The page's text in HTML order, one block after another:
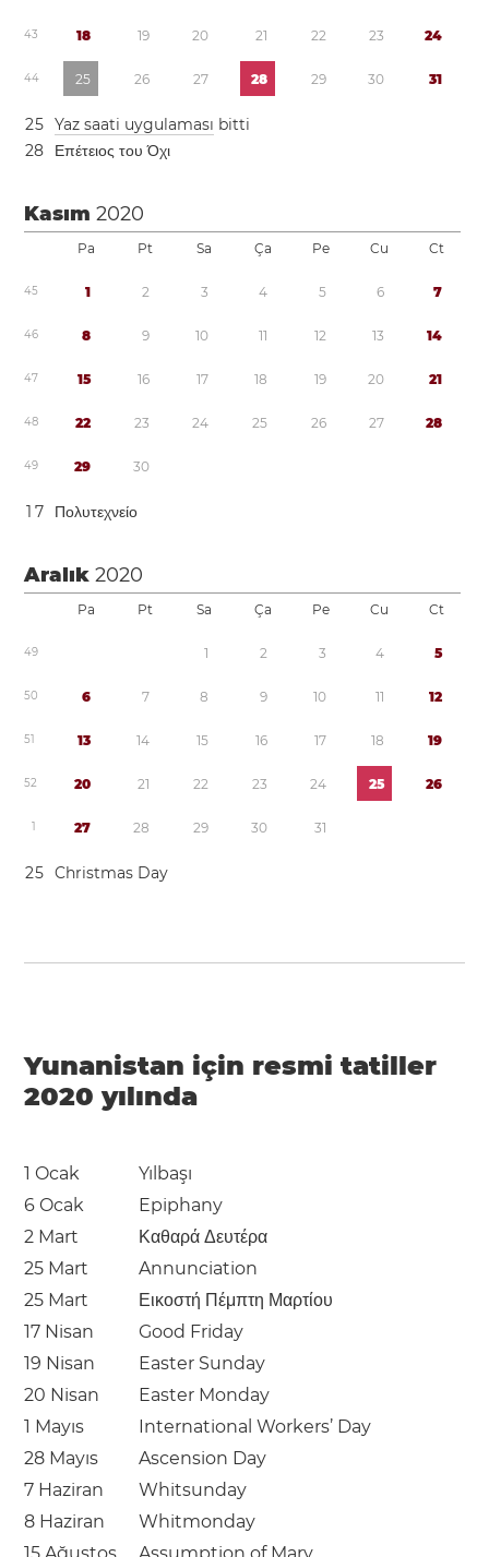
43 18 19 20 21 22 23 24
44 25 26 27 28 29 30 31
25 Yaz saati uygulaması bitti
28 Επέτειος του Όχι
Kasım2020
Pa Pt Sa Ça Pe Cu Ct
45 1 2 3 4 5 6 7
46 8 9 10 11 12 13 14
47 15 16 17 18 19 20 21
48 22 23 24 25 26 27 28
49 29 30
1 7 Πολυτεχνείο
Aralık2020
Pa Pt Sa Ça Pe Cu Ct
49 1 2 3 4 5
50 6 7 8 9 10 11 12
51 13 14 15 16 17 18 19
52 20 21 22 23 24 25 26
1 27 28 29 30 31
25 Christmas Day
Yunanistan için resmi tatiller
2020 yılında
1 Ocak
Yılbaşı
6 Ocak
Epiphany
2 Mart
Καθαρά Δευτέρα
25 Mart
Annunciation
25 Mart
Εικοστή Πέμπτη Μαρτίου
17 Nisan
Good Friday
19 Nisan
Easter Sunday
20 Nisan
Easter Monday
1 Mayıs
International Workers’ Day
28 Mayıs
Ascension Day
7 Haziran
Whitsunday
8 Haziran
Whitmonday